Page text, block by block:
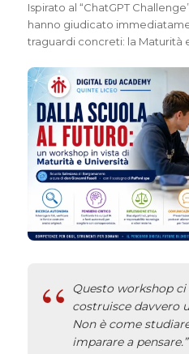
Ispirato al “ChatGPT
hanno giudicato
traguardi concreti: la Maturità e
Questo workshop
costruisce davvero
Non è come
imparare a pensare.”